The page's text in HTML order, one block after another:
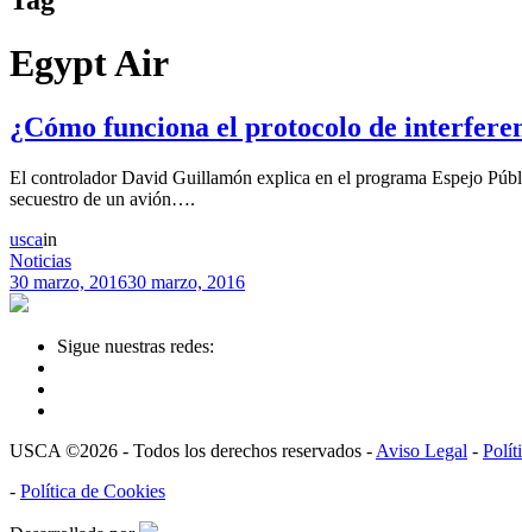
Egypt Air
¿Cómo funciona el protocolo de
El controlador David Guillamón explica en el programa Espejo
secuestro de un avión….
uscain
Noticias
30 marzo, 201630 marzo, 2016
Sigue nuestras redes:
USCA ©2026 - Todos los derechos reservados - Aviso Legal -
- Política de Cookies